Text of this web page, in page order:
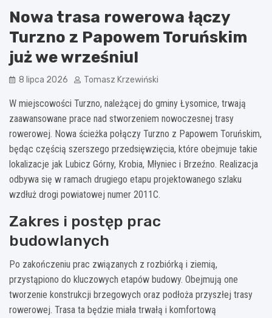
Nowa trasa rowerowa łączy
Turzno z Papowem Toruńskim
już we wrześniu!
8 lipca 2026 Tomasz Krzewiński
W miejscowości Turzno, należącej do gminy Łysomice, trwają
zaawansowane prace nad stworzeniem nowoczesnej trasy
rowerowej. Nowa ścieżka połączy Turzno z Papowem Toruńskim,
będąc częścią szerszego przedsięwzięcia, które obejmuje takie
lokalizacje jak Lubicz Górny, Krobia, Młyniec i Brzeźno. Realizacja
odbywa się w ramach drugiego etapu projektowanego szlaku
wzdłuż drogi powiatowej numer 2011C.
Zakres i postęp prac
budowlanych
Po zakończeniu prac związanych z rozbiórką i ziemią,
przystąpiono do kluczowych etapów budowy. Obejmują one
tworzenie konstrukcji brzegowych oraz podłoża przyszłej trasy
rowerowej. Trasa ta będzie miała trwałą i komfortową